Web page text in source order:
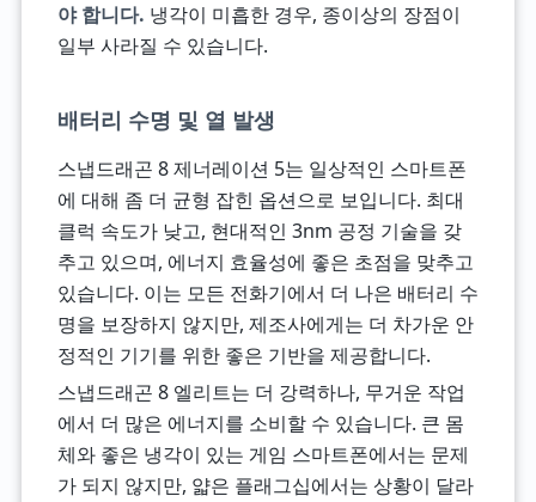
야 합니다. 냉각이 미흡한 경우, 종이상의 장점이
일부 사라질 수 있습니다.
배터리 수명 및 열 발생
스냅드래곤 8 제너레이션 5는 일상적인 스마트폰
에 대해 좀 더 균형 잡힌 옵션으로 보입니다. 최대
클럭 속도가 낮고, 현대적인 3nm 공정 기술을 갖
추고 있으며, 에너지 효율성에 좋은 초점을 맞추고
있습니다. 이는 모든 전화기에서 더 나은 배터리 수
명을 보장하지 않지만, 제조사에게는 더 차가운 안
정적인 기기를 위한 좋은 기반을 제공합니다.
스냅드래곤 8 엘리트는 더 강력하나, 무거운 작업
에서 더 많은 에너지를 소비할 수 있습니다. 큰 몸
체와 좋은 냉각이 있는 게임 스마트폰에서는 문제
가 되지 않지만, 얇은 플래그십에서는 상황이 달라